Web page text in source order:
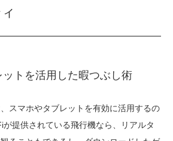
ットを活用した暇つぶし術
スマホやタブレットを有効に活用するの
提供されている飛行機なら、リアルタ